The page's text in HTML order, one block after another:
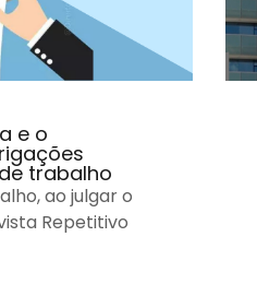
e o
trabalho
ao julgar o
Repetitivo